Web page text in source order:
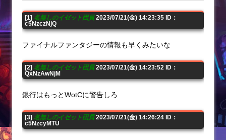
[1] 名無しのイゼット団員2023/07/21(金) 14:23:35 ID：
c5NzczNjQ
ファイナルファンタジーの情報も早くみたいな
[2] 名無しのイゼット団員2023/07/21(金) 14:23:52 ID：
QxNzAwNjM
銀行はもっとWotCに警告しろ
[3] 名無しのイゼット団員2023/07/21(金) 14:26:24 ID：
c5NzcyMTU